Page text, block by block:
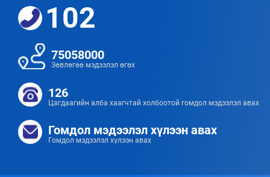
102
75058000
Зөвлөгөө мэдээлэл өгөх
126
Цагдаагийн алба хаагчтай холбоотой гомдол мэдээлэл авах
Гомдол мэдээлэл хүлээн авах
Гомдол мэдээлэл хүлээн авах